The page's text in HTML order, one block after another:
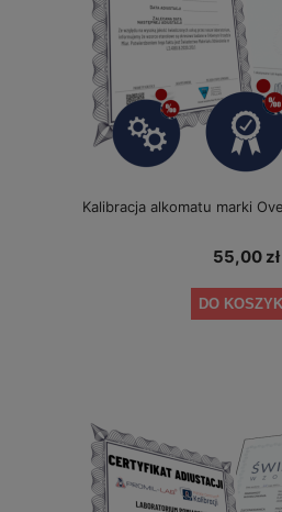
Kalibracja alkomatu marki
55,00 zł
DO